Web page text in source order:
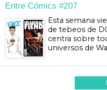
Entre Cómics #207
Esta semana
de tebeos de
centra sobre
universos de